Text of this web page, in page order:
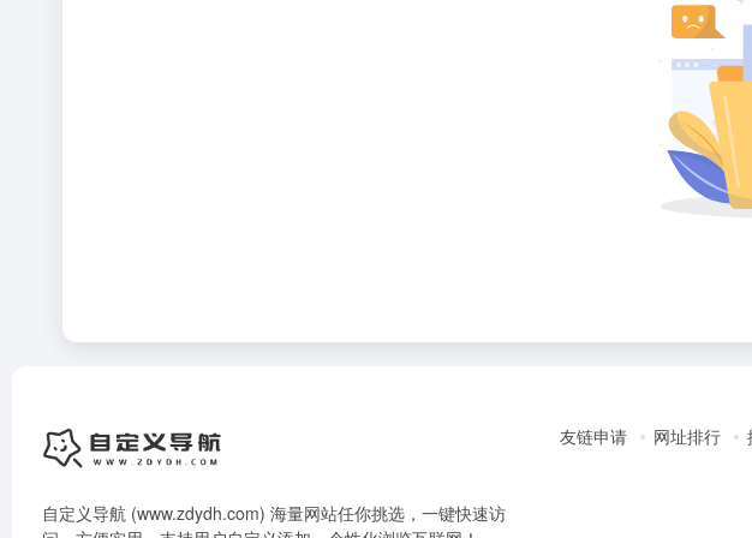
自定义导航 (www.zdydh.com) 海量网站任你挑选，一键快速访
友链申请 网址排行